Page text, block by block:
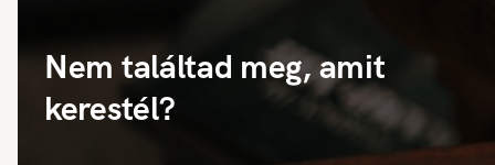
Nem találtad meg, amit
kerestél?